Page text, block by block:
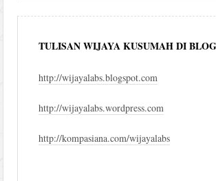
TULISAN WIJAYA KUSUMAH DI
http://wijayalabs.blogspot.com
http://wijayalabs.wordpress.com
http://kompasiana.com/wijayalabs